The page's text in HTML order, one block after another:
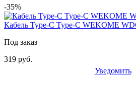
-35%
Кабель Type-C Type-C WEKOME
Под заказ
319 руб.
Уведомить